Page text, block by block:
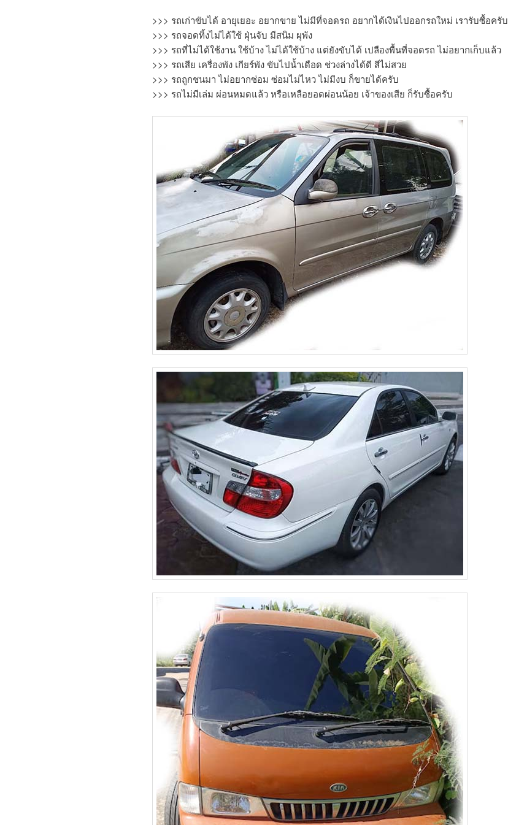
>>> รถเก่าขับได้ อายุเยอะ อยากขาย ไม่มีที่จอดรถ อยากได้เงินไปออกรถใหม่ เรารับซื้อครับ
>>> รถจอดทิ้งไม่ได้ใช้ ฝุ่นจับ มีสนิม ผุพัง
>>> รถที่ไม่ได้ใช้งาน ใช้บ้าง ไม่ได้ใช้บ้าง แต่ยังขับได้ เปลืองพื้นที่จอดรถ ไม่อยากเก็บแล้ว
>>> รถเสีย เครื่องพัง เกียร์พัง ขับไปน้ำเดือด ช่วงล่างได้ดี สีไม่สวย
>>> รถถูกชนมา ไม่อยากซ่อม ซ่อมไม่ไหว ไม่มีงบ ก็ขายได้ครับ
>>> รถไม่มีเล่ม ผ่อนหมดแล้ว หรือเหลือยอดผ่อนน้อย เจ้าของเสีย ก็รับซื้อครับ